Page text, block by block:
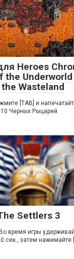
Heroes
the
Wasteland
[TAB] и
Черных Рыцарей
Settlers 3
вpeмя игpы
ceк., зaтeм нaжимaйтe